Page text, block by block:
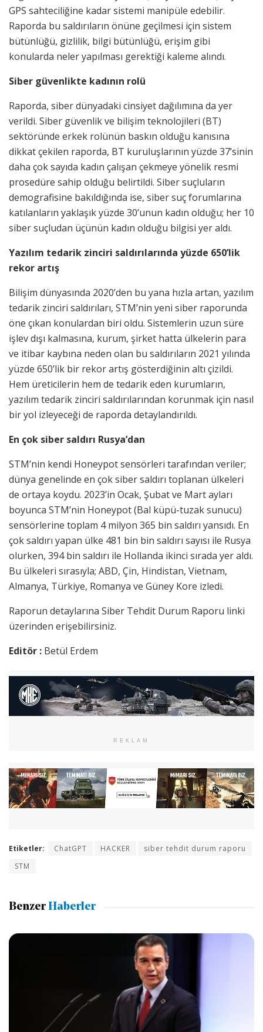
GPS sahteciliğine kadar sistemi manipüle edebilir.
Raporda bu saldırıların önüne geçilmesi için sistem
bütünlüğü, gizlilik, bilgi bütünlüğü, erişim gibi
konularda neler yapılması gerektiği kaleme alındı.
Siber güvenlikte kadının rolü
Raporda, siber dünyadaki cinsiyet dağılımına da yer
verildi. Siber güvenlik ve bilişim teknolojileri (BT)
sektöründe erkek rolünün baskın olduğu kanısına
dikkat çekilen raporda, BT kuruluşlarının yüzde 37’sinin
daha çok sayıda kadın çalışan çekmeye yönelik resmi
prosedüre sahip olduğu belirtildi. Siber suçluların
demografisine bakıldığında ise, siber suç forumlarına
katılanların yaklaşık yüzde 30’unun kadın olduğu; her 10
siber suçludan üçünün kadın olduğu bilgisi yer aldı.
Yazılım tedarik zinciri saldırılarında yüzde 650’lik
rekor artış
Bilişim dünyasında 2020’den bu yana hızla artan, yazılım
tedarik zinciri saldırıları, STM’nin yeni siber raporunda
öne çıkan konulardan biri oldu. Sistemlerin uzun süre
işlev dışı kalmasına, kurum, şirket hatta ülkelerin para
ve itibar kaybına neden olan bu saldırıların 2021 yılında
yüzde 650’lik bir rekor artış gösterdiğinin altı çizildi.
Hem üreticilerin hem de tedarik eden kurumların,
yazılım tedarik zinciri saldırılarından korunmak için nasıl
bir yol izleyeceği de raporda detaylandırıldı.
En çok siber saldırı Rusya’dan
STM’nin kendi Honeypot sensörleri tarafından veriler;
dünya genelinde en çok siber saldırı toplanan ülkeleri
de ortaya koydu. 2023’in Ocak, Şubat ve Mart ayları
boyunca STM’nin Honeypot (Bal küpü-tuzak sunucu)
sensörlerine toplam 4 milyon 365 bin saldırı yansıdı. En
çok saldırı yapan ülke 481 bin bin saldırı sayısı ile Rusya
olurken, 394 bin saldırı ile Hollanda ikinci sırada yer aldı.
Bu ülkeleri sırasıyla; ABD, Çin, Hindistan, Vietnam,
Almanya, Türkiye, Romanya ve Güney Kore izledi.
Raporun detaylarına Siber Tehdit Durum Raporu linki
üzerinden erişebilirsiniz.
Editör : Betül Erdem
REKLAM
Etiketler: ChatGPT HACKER
siber tehdit durum raporu
STM
Benzer Haberler